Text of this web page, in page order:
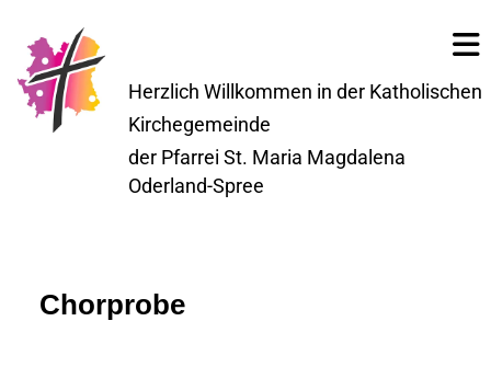
Herzlich Willkommen in der Katholischen
Kirchegemeinde
der Pfarrei St. Maria Magdalena
Oderland-Spree
Chorprobe